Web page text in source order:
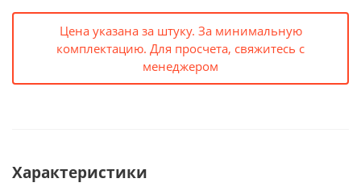
Цена указана за штуку. За минимальную
комплектацию. Для просчета, свяжитесь с
менеджером
Характеристики